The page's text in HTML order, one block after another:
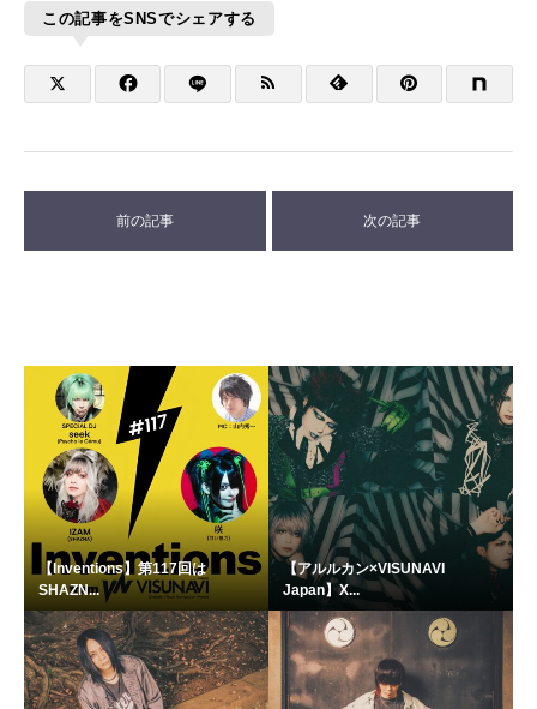
この記事をSNSでシェアする
前の記事 次の記事
【Inventions】第117回は
SHAZN...
【アルルカン×VISUNAVI
Japan】X...